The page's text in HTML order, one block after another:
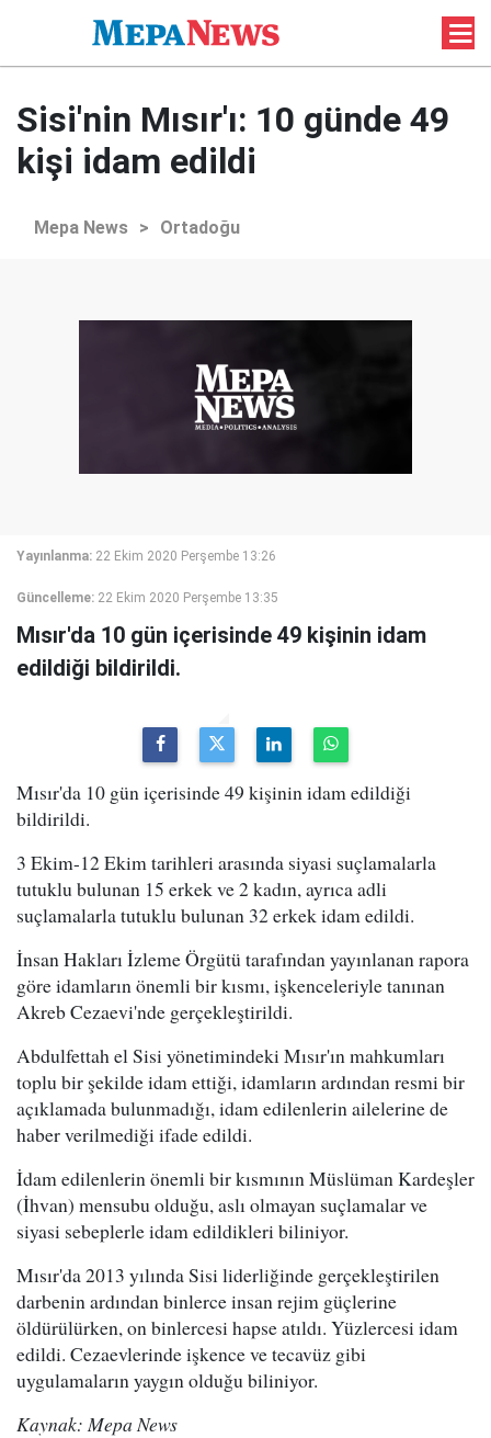
Sisi'nin Mısır'ı: 10 günde 49
kişi idam edildi
Mepa News > Ortadoğu
Yayınlanma: 22 Ekim 2020 Perşembe 13:26
Güncelleme: 22 Ekim 2020 Perşembe 13:35
Mısır'da 10 gün içerisinde 49 kişinin idam
edildiği bildirildi.
Mısır'da 10 gün içerisinde 49 kişinin idam edildiği
bildirildi.
3 Ekim-12 Ekim tarihleri arasında siyasi suçlamalarla
tutuklu bulunan 15 erkek ve 2 kadın, ayrıca adli
suçlamalarla tutuklu bulunan 32 erkek idam edildi.
İnsan Hakları İzleme Örgütü tarafından yayınlanan rapora
göre idamların önemli bir kısmı, işkenceleriyle tanınan
Akreb Cezaevi'nde gerçekleştirildi.
Abdulfettah el Sisi yönetimindeki Mısır'ın mahkumları
toplu bir şekilde idam ettiği, idamların ardından resmi bir
açıklamada bulunmadığı, idam edilenlerin ailelerine de
haber verilmediği ifade edildi.
İdam edilenlerin önemli bir kısmının Müslüman Kardeşler
(İhvan) mensubu olduğu, aslı olmayan suçlamalar ve
siyasi sebeplerle idam edildikleri biliniyor.
Mısır'da 2013 yılında Sisi liderliğinde gerçekleştirilen
darbenin ardından binlerce insan rejim güçlerine
öldürülürken, on binlercesi hapse atıldı. Yüzlercesi idam
edildi. Cezaevlerinde işkence ve tecavüz gibi
uygulamaların yaygın olduğu biliniyor.
Kaynak: Mepa News